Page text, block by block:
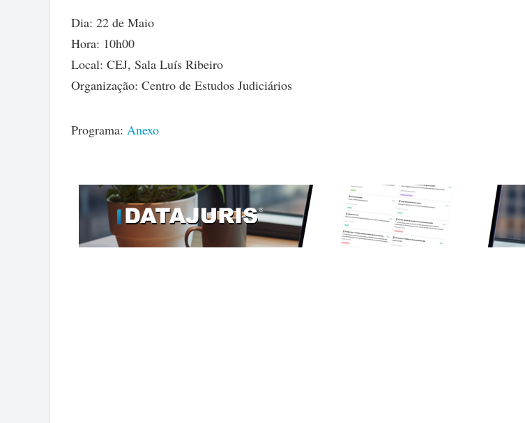
Dia: 22 de Maio
Hora: 10h00
Local: CEJ, Sala Luís Ribeiro
Organização: Centro de Estudos Judiciários
Programa: Anexo